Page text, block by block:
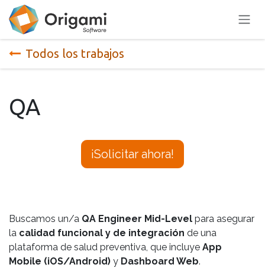
Ir al contenido
Todos los trabajos
QA
¡Solicitar ahora!
Buscamos un/a QA Engineer Mid-Level para asegurar
la calidad funcional y de integración de una
plataforma de salud preventiva, que incluye App
Mobile (iOS/Android) y Dashboard Web.